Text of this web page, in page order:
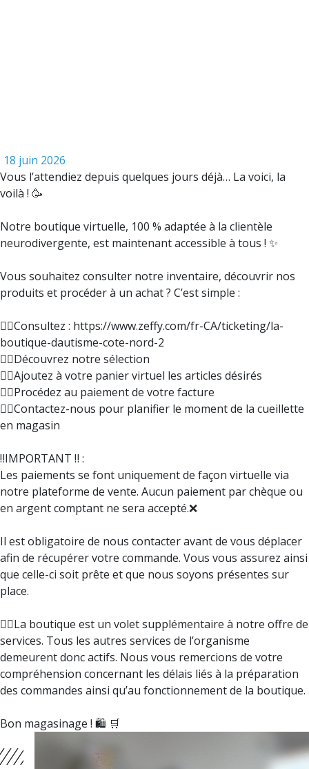
18 juin 2026
Vous l’attendiez depuis quelques jours déjà… La voici, la
voilà ! 🥳
Notre boutique virtuelle, 100 % adaptée à la clientèle
neurodivergente, est maintenant accessible à tous ! ✨
Vous souhaitez consulter notre inventaire, découvrir nos
produits et procéder à un achat ? C’est simple :
👉🏼Consultez : https://www.zeffy.com/fr-CA/ticketing/la-
boutique-dautisme-cote-nord-2
👉🏼Découvrez notre sélection
👉🏼Ajoutez à votre panier virtuel les articles désirés
👉🏼Procédez au paiement de votre facture
👉🏼Contactez-nous pour planifier le moment de la cueillette
en magasin
‼️IMPORTANT ‼️ :
Les paiements se font uniquement de façon virtuelle via
notre plateforme de vente. Aucun paiement par chèque ou
en argent comptant ne sera accepté.❌
Il est obligatoire de nous contacter avant de vous déplacer
afin de récupérer votre commande. Vous vous assurez ainsi
que celle-ci soit prête et que nous soyons présentes sur
place.
👉🏼La boutique est un volet supplémentaire à notre offre de
services. Tous les autres services de l’organisme
demeurent donc actifs. Nous vous remercions de votre
compréhension concernant les délais liés à la préparation
des commandes ainsi qu’au fonctionnement de la boutique.
Bon magasinage ! 🛍️ 🛒